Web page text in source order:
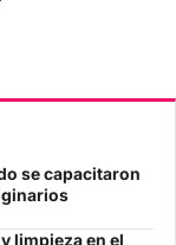
se capacitaron
limpieza en el